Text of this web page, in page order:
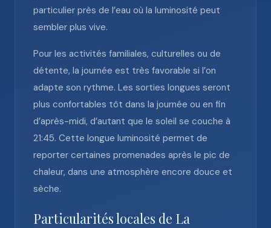
particulier près de l’eau où la luminosité peut
sembler plus vive.
Pour les activités familiales, culturelles ou de
détente, la journée est très favorable si l’on
adapte son rythme. Les sorties longues seront
plus confortables tôt dans la journée ou en fin
d’après-midi, d’autant que le soleil se couche à
21:45. Cette longue luminosité permet de
reporter certaines promenades après le pic de
chaleur, dans une atmosphère encore douce et
sèche.
Particularités locales de La